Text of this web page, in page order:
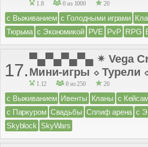
1.8 0 из 1000 20
с Выживанием с Голодными играми
Тюрьма с Экономикой PVE PvP RPG
17.
▀▄▀▄▀▄▀▄ ✴ Vega
Мини-игры ⬦ Турели
1.12 0 из 250 20
с Выживанием Ивенты Кланы с
с Паркуром Свадьбы Сплиф арена с
Skyblock SkyWars